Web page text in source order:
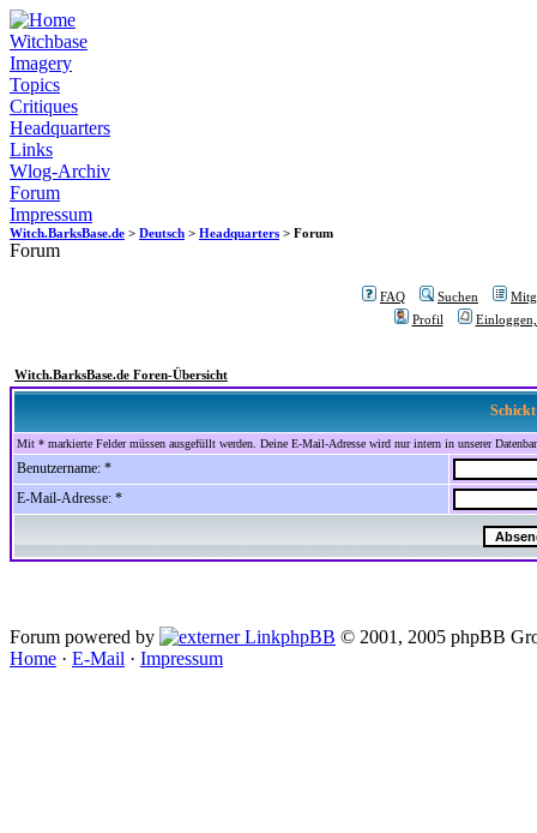
Witchbase
Imagery
Topics
Critiques
Headquarters
Links
Wlog-Archiv
Forum
Impressum
Witch.BarksBase.de > Deutsch > Headquarters > Forum
Forum
FAQ Suchen
Profil
Witch.BarksBase.de Foren-Übersicht
Mit * markierte Felder müssen ausgefüllt werden. Deine E-Mail-Adresse wird nur intern in unserer
Benutzername: *
E-Mail-Adresse: *
Forum powered by phpBB © 2001, 2005 phpBB
Home · E-Mail · Impressum